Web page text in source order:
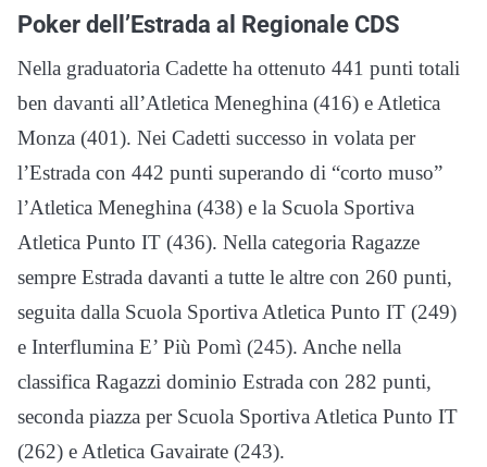
Poker dell’Estrada al Regionale CDS
Nella graduatoria Cadette ha ottenuto 441 punti totali
ben davanti all’Atletica Meneghina (416) e Atletica
Monza (401). Nei Cadetti successo in volata per
l’Estrada con 442 punti superando di “corto muso”
l’Atletica Meneghina (438) e la Scuola Sportiva
Atletica Punto IT (436). Nella categoria Ragazze
sempre Estrada davanti a tutte le altre con 260 punti,
seguita dalla Scuola Sportiva Atletica Punto IT (249)
e Interflumina E’ Più Pomì (245). Anche nella
classifica Ragazzi dominio Estrada con 282 punti,
seconda piazza per Scuola Sportiva Atletica Punto IT
(262) e Atletica Gavairate (243).